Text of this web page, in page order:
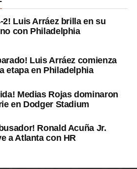
2! Luis Arráez brilla en su
con Philadelphia
Luis Arráez comienza
etapa en Philadelphia
Medias Rojas dominaron
en Dodger Stadium
Ronald Acuña Jr.
a Atlanta con HR